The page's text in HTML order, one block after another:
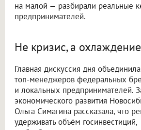
на малой — разбирали реальные
предпринимателей.
Не кризис, а охлаждение
Главная дискуссия дня
топ-менеджеров федеральных
и локальных предпринимателей.
экономического развития
Ольга Симагина рассказала, что
удерживать объём госинвестиций,